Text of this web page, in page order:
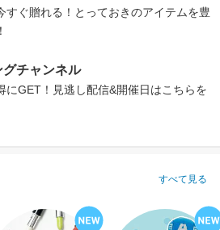
すぐ贈れる！とっておきのアイテムを豊
グチャンネル
にGET！見逃し配信&開催日はこちらを
すべて見る